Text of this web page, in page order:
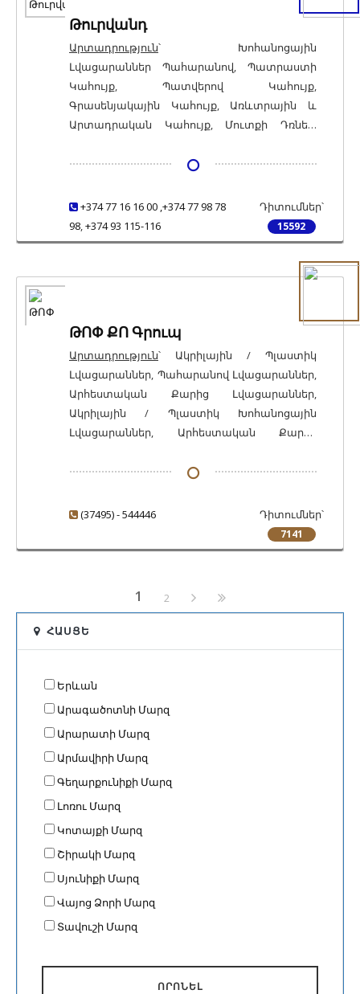
Թուրվանդ
Արտադրություն՝ Խոհանոցային
Լվացարաններ Պահարանով, Պատրաստի
Կահույք, Պատվերով Կահույք,
Գրասենյակային Կահույք, Առևտրային և
Արտադրական Կահույք, Մուտքի Դռներ,
Դռներ, Միջսենյակային Փայտե Դռներ,
Ամրանային Կմախքներ և Ցանցեր, Մետաղե
Արտադրանք, Չժանգոտվող Պողպատից
Արտադրանք
Դիտումներ՝
15592
+374 77 16 16 00 ,+374 77 98 78
98,+374 93 115-116
ԹՈՓ ՔՈ Գրուպ
Արտադրություն՝ Ակրիլային / Պլաստիկ
Լվացարաններ, Պահարանով Լվացարաններ,
Արհեստական Քարից Լվացարաններ,
Ակրիլային / Պլաստիկ Խոհանոցային
Լվացարաններ, Արհեստական Քարից
Կահույք, Խոհանոցի Կահույք, Բնակելի
Հյուրասենյակի Կահույք, Սեղանածածկ,
Փայտատաշեղային և Փայտաթելային
Սալերից Կահույք, Պատուհանագոգեր Քարե,
Դիտումներ՝
7141
(37495) - 544446
1 2
ՀԱՍՑԵ
Երևան
Արագածոտնի Մարզ
Արարատի Մարզ
Արմավիրի Մարզ
Գեղարքունիքի Մարզ
Լոռու Մարզ
Կոտայքի Մարզ
Շիրակի Մարզ
Սյունիքի Մարզ
Վայոց Ձորի Մարզ
Տավուշի Մարզ
ՈՐՈՆԵԼ